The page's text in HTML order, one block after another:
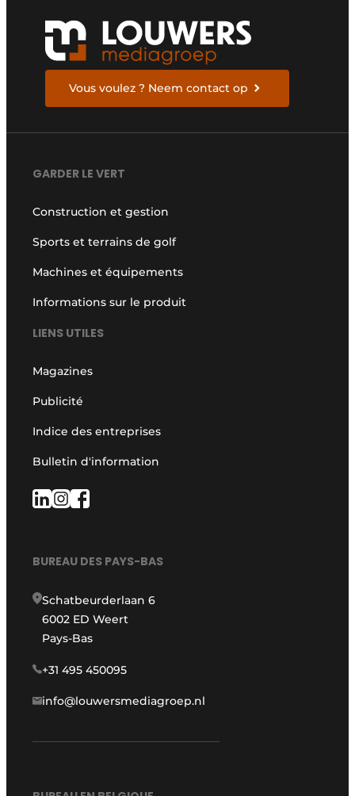
Vous voulez ? Neem contact op
GARDER LE VERT
Construction et gestion
Sports et terrains de golf
Machines et équipements
Informations sur le produit
LIENS UTILES
Magazines
Publicité
Indice des entreprises
Bulletin d'information
BUREAU DES PAYS-BAS
Schatbeurderlaan 6
6002 ED Weert
Pays-Bas
+31 495 450095
info@louwersmediagroep.nl